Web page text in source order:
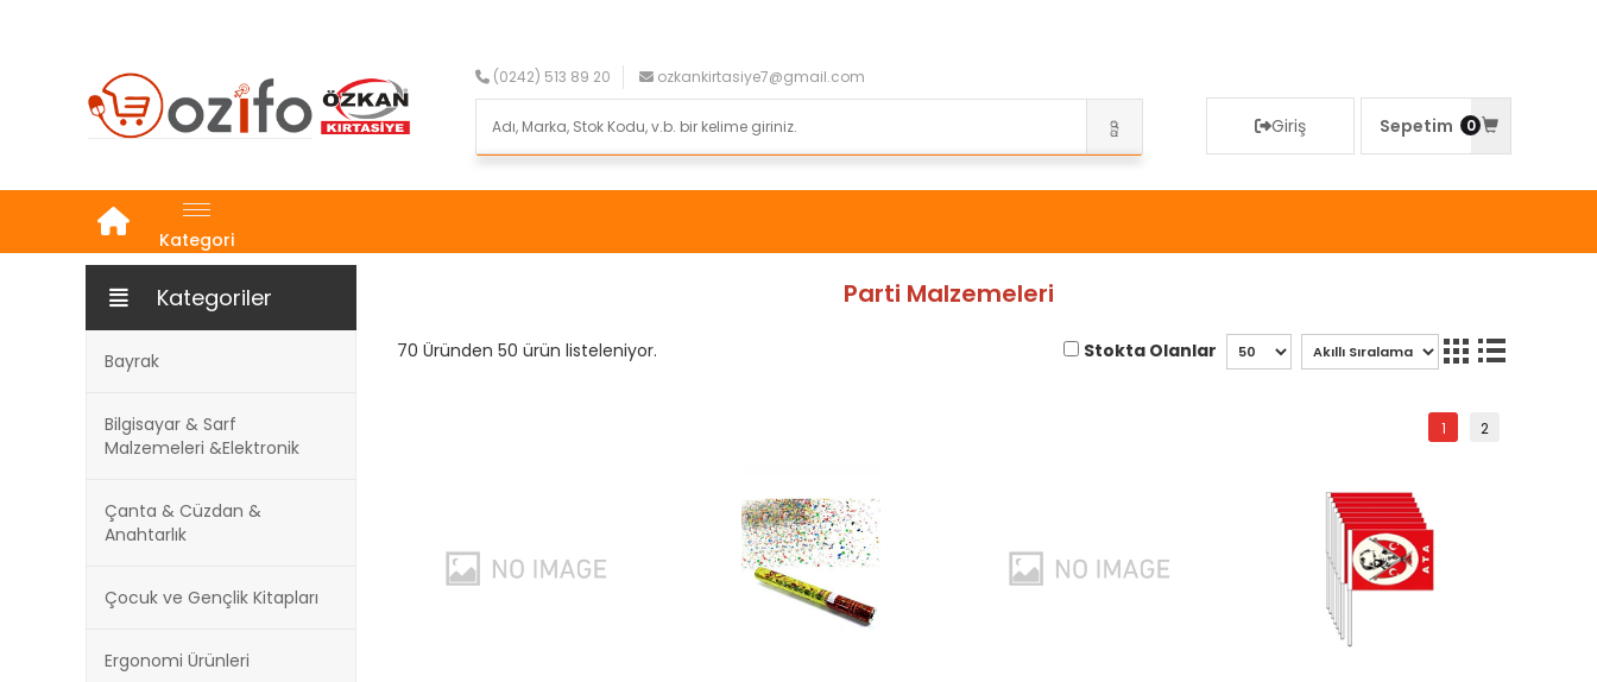
(0242) 513 89 20 ozkankirtasiye7@gmail.com
Giriş Sepetim 0
Kategori
Kategoriler
Bayrak
Bilgisayar & Sarf
Malzemeleri &Elektronik
Çanta & Cüzdan &
Anahtarlık
Çocuk ve Gençlik Kitapları
Ergonomi Ürünleri
Parti Malzemeleri
70 Üründen 50 ürün listeleniyor. Stokta Olanlar
1 2